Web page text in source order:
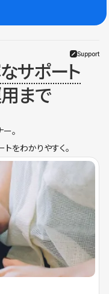
Support
サポート
まで
。
をわかりやすく。